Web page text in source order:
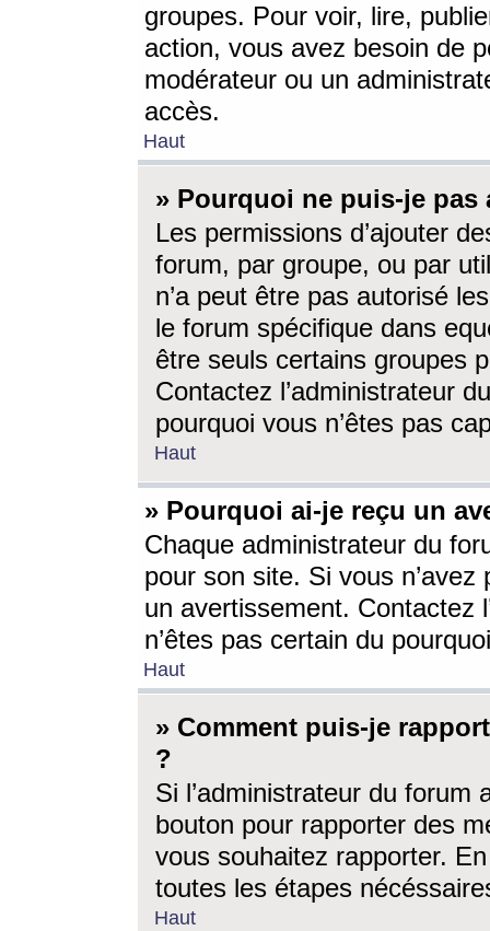
groupes. Pour voir, lire,
action, vous avez besoin de
modérateur ou un
accès.
Haut
» Pourquoi ne puis-je
Les permissions d’ajouter
forum, par groupe, ou par
n’a peut être pas autorisé
le forum spécifique dans
être seuls certains groupes
Contactez l’administrateur
pourquoi vous n’êtes pas
Haut
» Pourquoi ai-je reçu un
Chaque administrateur du
pour son site. Si vous
un avertissement. Contactez
n’êtes pas certain du
Haut
» Comment puis-je
?
Si l’administrateur du forum
bouton pour rapporter des
vous souhaitez rapporter.
toutes les étapes
Haut